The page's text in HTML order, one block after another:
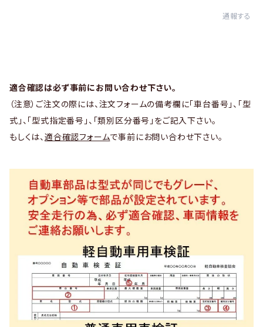
通報する
適合確認は必ず事前にお問い合わせ下さい。
（注意）ご注文の際には、注文フォームの備考欄に「車台番号」、「型
式」、「型式指定番号」、「類別区分番号」をご記入下さい。
もしくは、 適合確認フォームで事前にお問い合わせ下さい。